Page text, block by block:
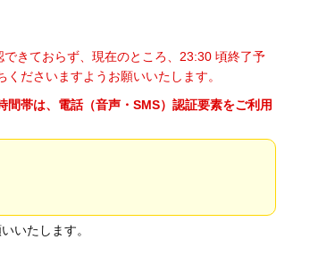
きておらず、現在のところ、23:30 頃終了予
ださいますようお願いいたします。
帯は、電話（音声・SMS）認証要素をご利用
いたします。